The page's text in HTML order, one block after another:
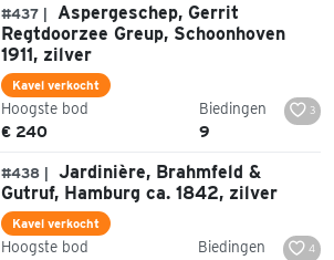
#437 |
Aspergeschep, Gerrit
Regtdoorzee Greup, Schoonhoven
1911, zilver
Kavel verkocht
Hoogste bod
€ 240
Biedingen
9
3
#438 |
Jardinière, Brahmfeld &
Gutruf, Hamburg ca. 1842, zilver
Kavel verkocht
Hoogste bod Biedingen 4